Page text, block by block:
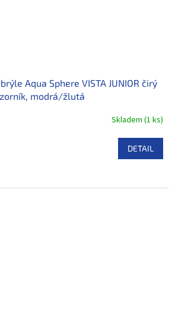
Aqua Sphere VISTA JUNIOR čirý
zorník, modrá/žlutá
Skladem (1 ks)
DETAIL